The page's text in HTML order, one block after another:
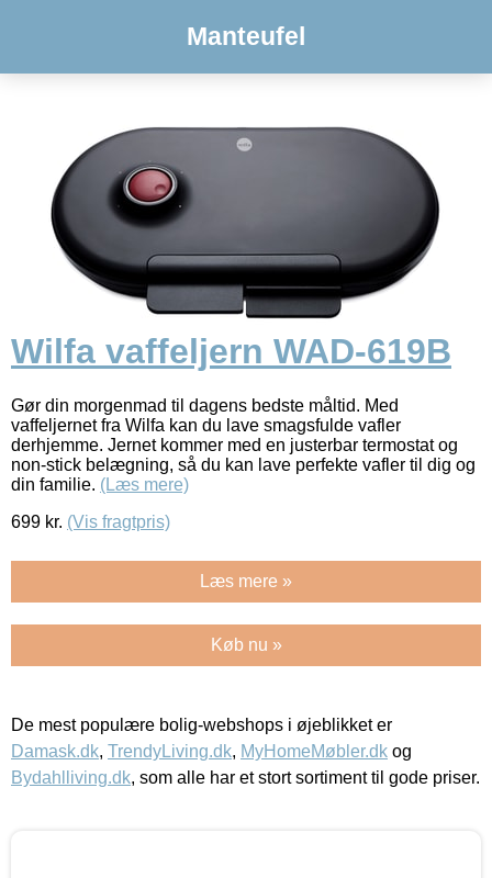
Manteufel
Wilfa vaffeljern WAD-619B
Gør din morgenmad til dagens bedste måltid. Med
vaffeljernet fra Wilfa kan du lave smagsfulde vafler
derhjemme. Jernet kommer med en justerbar termostat og
non-stick belægning, så du kan lave perfekte vafler til dig og
din familie. (Læs mere)
699 kr. (Vis fragtpris)
Læs mere »
Køb nu »
De mest populære bolig-webshops i øjeblikket er
Damask.dk, TrendyLiving.dk, MyHomeMøbler.dk og
Bydahlliving.dk, som alle har et stort sortiment til gode priser.